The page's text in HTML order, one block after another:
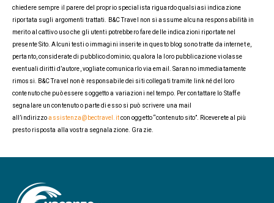
chiedere sempre il parere del proprio specialista riguardo qualsiasi indicazione
riportata sugli argomenti trattati. B&C Travel non si assume alcuna responsabilità in
merito al cattivo uso che gli utenti potrebbero fare delle indicazioni riportate nel
presente Sito. Alcuni testi o immagini inserite in questo blog sono tratte da internet e,
pertanto, considerate di pubblico dominio; qualora la loro pubblicazione violasse
eventuali diritti d’autore, vogliate comunicarlo via email. Saranno immediatamente
rimossi. B&C Travel non è responsabile dei siti collegati tramite link né del loro
contenuto che può essere soggetto a variazioni nel tempo. Per contattare lo Staff e
segnalare un contenuto o parte di esso si può scrivere una mail
all’indirizzoassistenza@bectravel.itcon oggetto “contenuto sito”. Riceverete al più
presto risposta alla vostra segnalazione. Grazie.